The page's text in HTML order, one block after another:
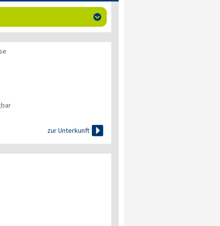

zur Unterkunft 